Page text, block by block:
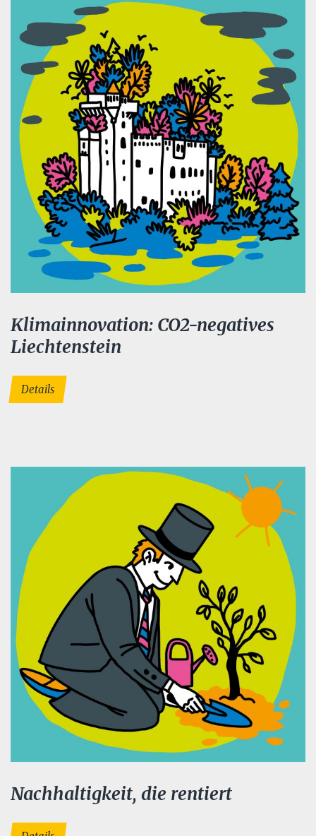
Klimainnovation: CO2-negatives
Liechtenstein
Details
Nachhaltigkeit, die rentiert